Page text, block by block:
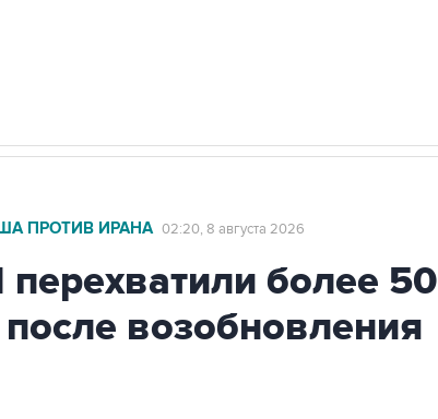
ПРОТИВ ИРАНА 02:20, 8 августа 2026
более 50
возобновления